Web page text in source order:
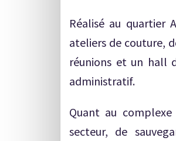
Réalisé au quartier
ateliers de couture,
réunions et un hall
administratif.
Quant au
secteur, de